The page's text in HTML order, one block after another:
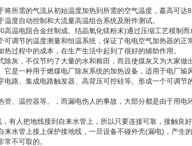
所需的气流从初始温度加热到所需的空气温度，蕞高可达
度自动控制和大流量高温组合系统及附件测试。
温电阻合金丝制成。结晶氧化镁粉末)通过压缩工艺模制而
调节的温度测量和恒温系统，保证了电电空气加热器的正
过程中的成本，在生产生活中起到了很好的辅助作用。
灰，不仅节约了大量的水和粮田，而且使煤灰又为大家做
是一种用于燃煤电厂除灰系统的加热设备，适用于电厂输
路、集成电路触发器、高背压可控硅等。形成一个可调
、温控器等。，而漏电伤人的事故，大部分都是由于用
有人把地线接到自来水管上，所以只要连接可靠，接触良
水管上接上保护接地线，一旦设备不碰外壳(漏电)，产
不可取的。